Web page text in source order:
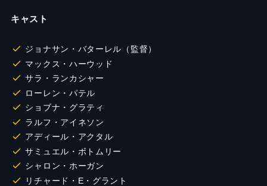
キャスト
ジョナサン・バターレル（監督）
マックス・ハーウッド
サラ・ランカシャー
ローレン・パテル
ショブナ・グラティ
ラルフ・アイネソン
アディール・アクタル
サミュエル・ボトムリー
シャロン・ホーガン
リチャード・E・グラント